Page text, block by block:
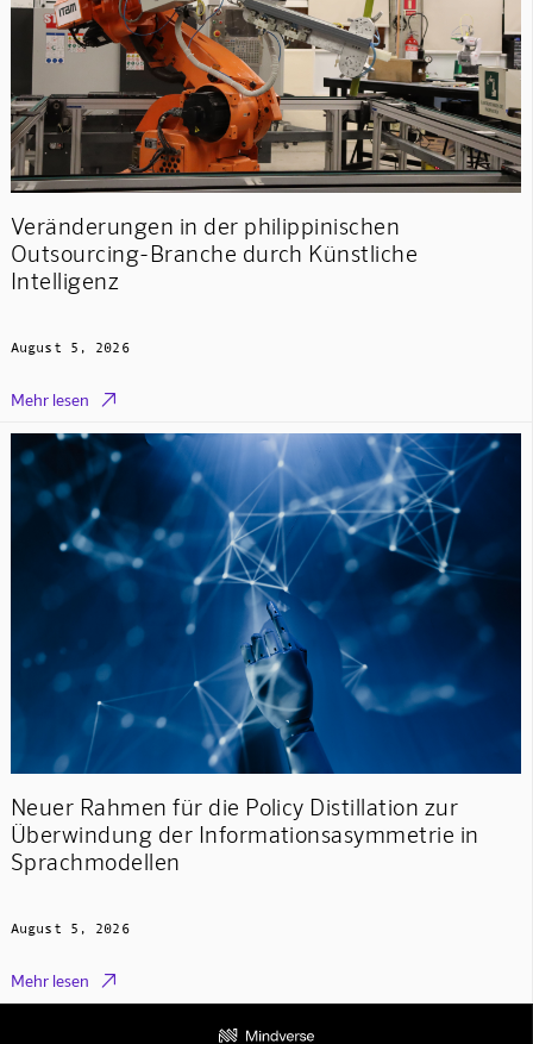
Veränderungen in der philippinischen
Outsourcing-Branche durch Künstliche
Intelligenz
August 5, 2026
Mehr lesen 
Neuer Rahmen für die Policy Distillation zur
Überwindung der Informationsasymmetrie in
Sprachmodellen
August 5, 2026
Mehr lesen 